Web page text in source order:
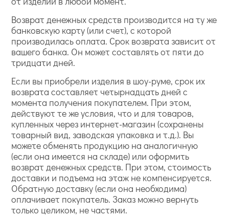
Возврат денежных средств производится на ту же
банковскую карту (или счет), с которой
производилась оплата. Срок возврата зависит от
вашего банка. Он может составлять от пяти до
тридцати дней.
Если вы приобрели изделия в шоу-руме, срок их
возврата составляет четырнадцать дней с
момента получения покупателем. При этом,
действуют те же условия, что и для товаров,
купленных через интернет-магазин (сохранены
товарный вид, заводская упаковка и т.д.). Вы
можете обменять продукцию на аналогичную
(если она имеется на складе) или оформить
возврат денежных средств. При этом, стоимость
доставки и подъема на этаж не компенсируется.
Обратную доставку (если она необходима)
оплачивает покупатель. Заказ можно вернуть
только целиком, не частями.